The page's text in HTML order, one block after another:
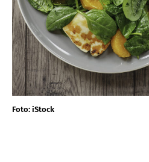
Foto: iStock